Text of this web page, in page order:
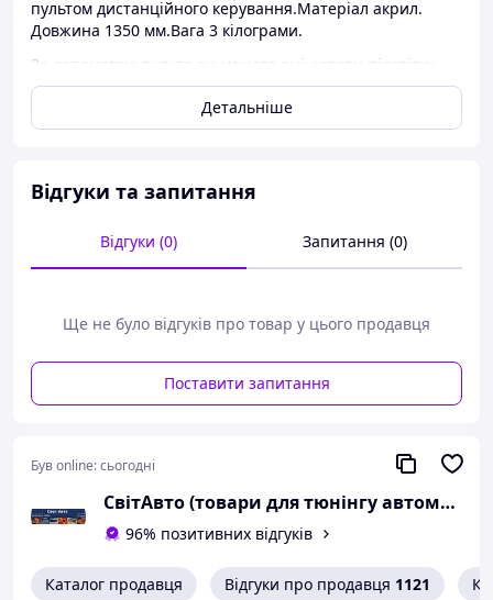
пультом дистанційного керування.Матеріал акрил.
Довжина 1350 мм.Вага 3 кілограми.
За допомогою пульта ви можете змінювати підсвітку
спойлера, це дуже красиво та привабливо в темну пору
доби.Також спойлер сприяє стійкості автомобіля під час
швидкісного руху.
Детальніше
Відгуки та запитання
Відгуки (0) Запитання (0)
Ще не було відгуків про товар у цього продавця
Поставити запитання
Був online:сьогодні
СвітАвто (товари для тюнінгу автомобілів ВАЗ)
96% позитивних відгуків
Каталог продавця Відгуки про продавця 1121